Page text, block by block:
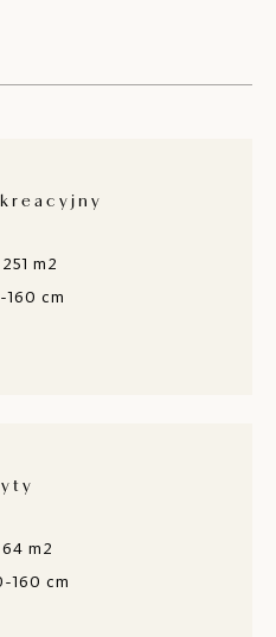
m2
160 cm
m2
160 cm